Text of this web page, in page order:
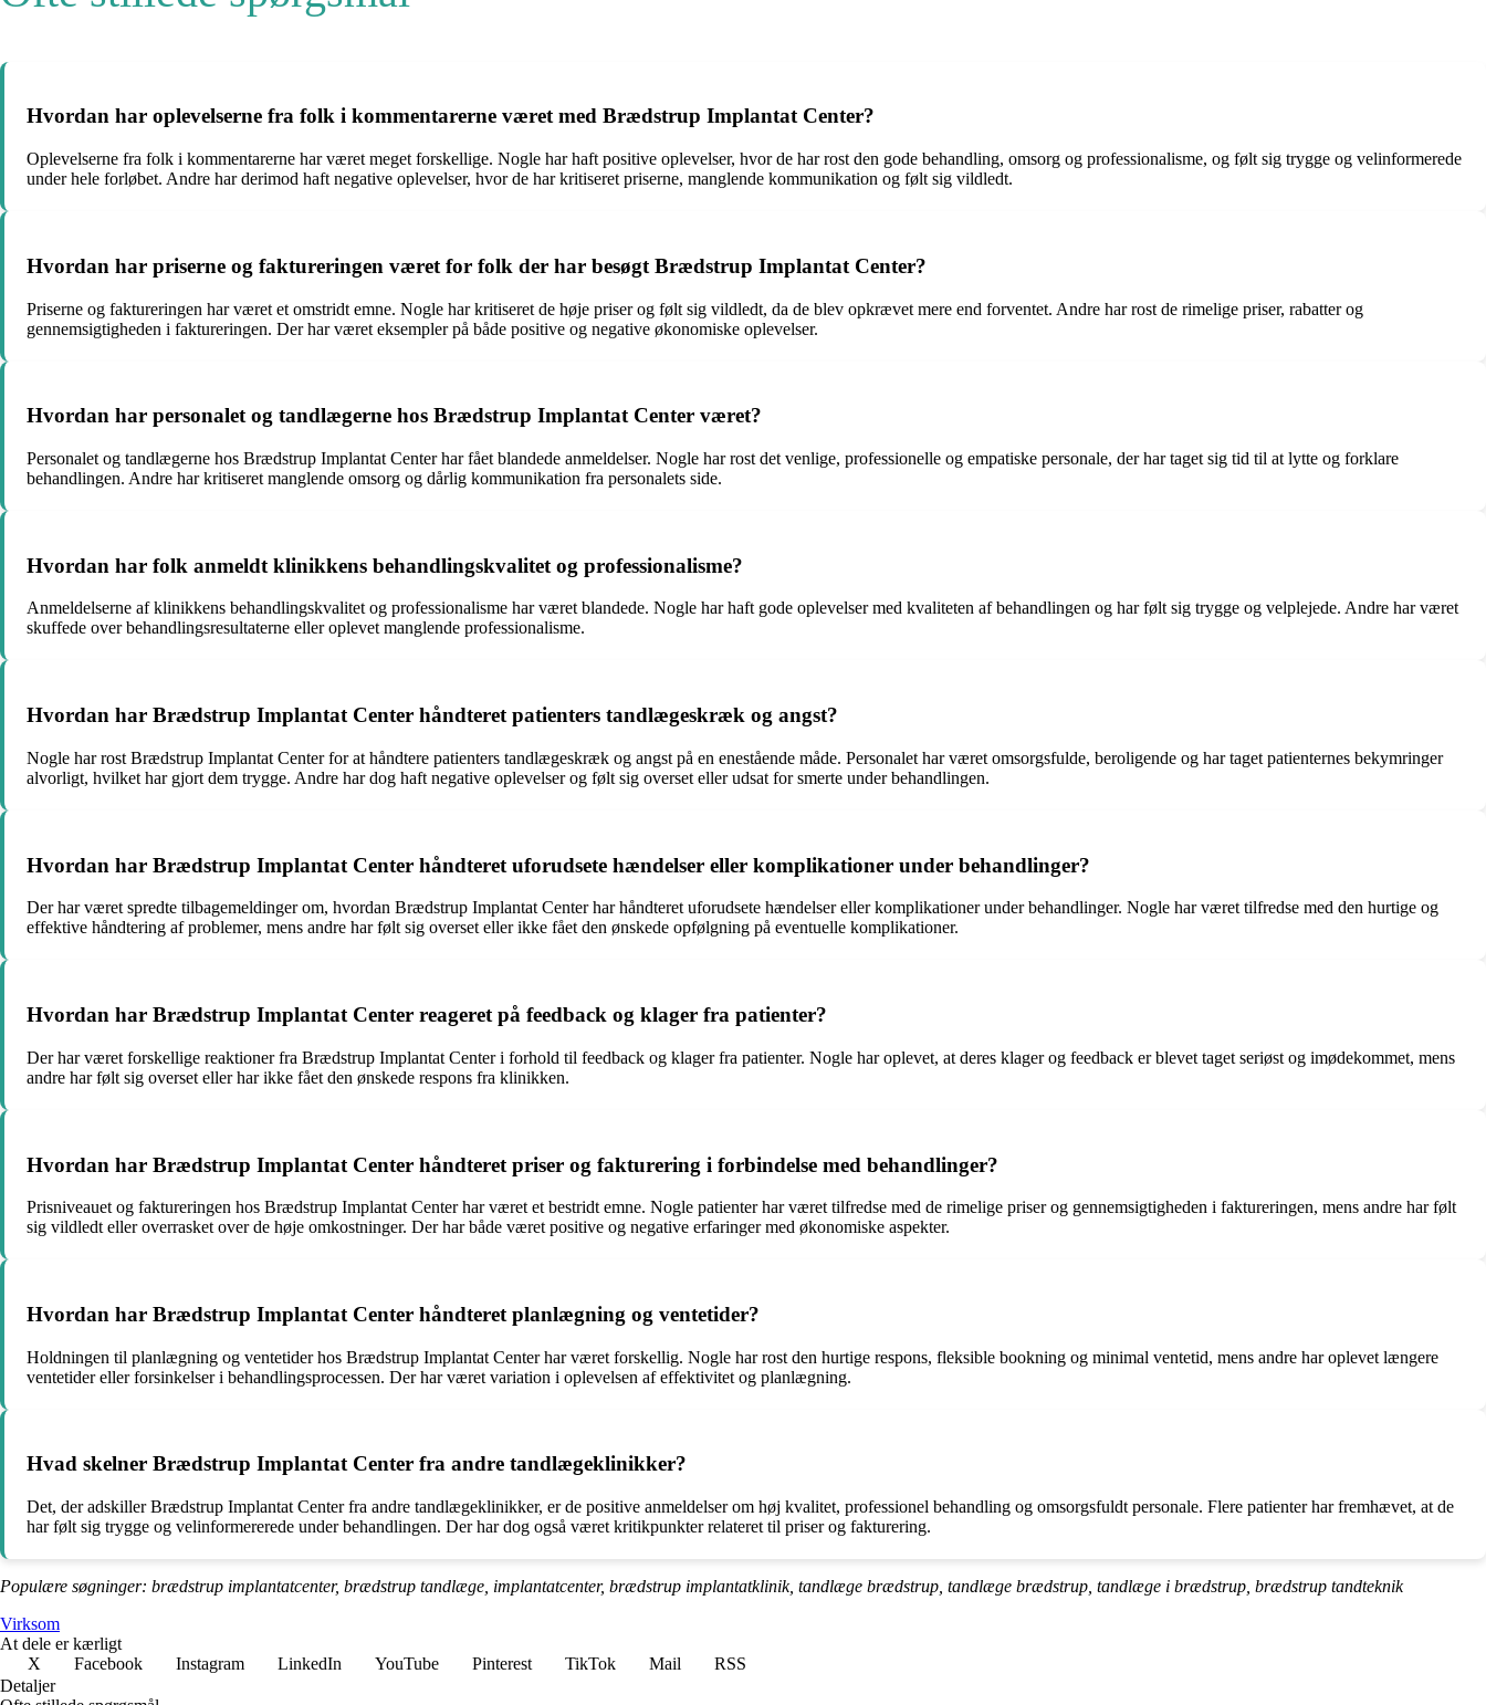
Hvordan har oplevelserne fra folk i kommentarerne været med Brædstrup Implantat Center?
Oplevelserne fra folk i kommentarerne har været meget forskellige. Nogle har haft positive oplevelser, hvor de har rost den gode behandling, omsorg og professionalisme, og følt sig trygge og velinformerede
under hele forløbet. Andre har derimod haft negative oplevelser, hvor de har kritiseret priserne, manglende kommunikation og følt sig vildledt.
Hvordan har priserne og faktureringen været for folk der har besøgt Brædstrup Implantat Center?
Priserne og faktureringen har været et omstridt emne. Nogle har kritiseret de høje priser og følt sig vildledt, da de blev opkrævet mere end forventet. Andre har rost de rimelige priser, rabatter og
gennemsigtigheden i faktureringen. Der har været eksempler på både positive og negative økonomiske oplevelser.
Hvordan har personalet og tandlægerne hos Brædstrup Implantat Center været?
Personalet og tandlægerne hos Brædstrup Implantat Center har fået blandede anmeldelser. Nogle har rost det venlige, professionelle og empatiske personale, der har taget sig tid til at lytte og forklare
behandlingen. Andre har kritiseret manglende omsorg og dårlig kommunikation fra personalets side.
Hvordan har folk anmeldt klinikkens behandlingskvalitet og professionalisme?
Anmeldelserne af klinikkens behandlingskvalitet og professionalisme har været blandede. Nogle har haft gode oplevelser med kvaliteten af behandlingen og har følt sig trygge og velplejede. Andre har været
skuffede over behandlingsresultaterne eller oplevet manglende professionalisme.
Hvordan har Brædstrup Implantat Center håndteret patienters tandlægeskræk og angst?
Nogle har rost Brædstrup Implantat Center for at håndtere patienters tandlægeskræk og angst på en enestående måde. Personalet har været omsorgsfulde, beroligende og har taget patienternes bekymringer
alvorligt, hvilket har gjort dem trygge. Andre har dog haft negative oplevelser og følt sig overset eller udsat for smerte under behandlingen.
Hvordan har Brædstrup Implantat Center håndteret uforudsete hændelser eller komplikationer under behandlinger?
Der har været spredte tilbagemeldinger om, hvordan Brædstrup Implantat Center har håndteret uforudsete hændelser eller komplikationer under behandlinger. Nogle har været tilfredse med den hurtige og
effektive håndtering af problemer, mens andre har følt sig overset eller ikke fået den ønskede opfølgning på eventuelle komplikationer.
Hvordan har Brædstrup Implantat Center reageret på feedback og klager fra patienter?
Der har været forskellige reaktioner fra Brædstrup Implantat Center i forhold til feedback og klager fra patienter. Nogle har oplevet, at deres klager og feedback er blevet taget seriøst og imødekommet, mens
andre har følt sig overset eller har ikke fået den ønskede respons fra klinikken.
Hvordan har Brædstrup Implantat Center håndteret priser og fakturering i forbindelse med behandlinger?
Prisniveauet og faktureringen hos Brædstrup Implantat Center har været et bestridt emne. Nogle patienter har været tilfredse med de rimelige priser og gennemsigtigheden i faktureringen, mens andre har følt
sig vildledt eller overrasket over de høje omkostninger. Der har både været positive og negative erfaringer med økonomiske aspekter.
Hvordan har Brædstrup Implantat Center håndteret planlægning og ventetider?
Holdningen til planlægning og ventetider hos Brædstrup Implantat Center har været forskellig. Nogle har rost den hurtige respons, fleksible bookning og minimal ventetid, mens andre har oplevet længere
ventetider eller forsinkelser i behandlingsprocessen. Der har været variation i oplevelsen af effektivitet og planlægning.
Hvad skelner Brædstrup Implantat Center fra andre tandlægeklinikker?
Det, der adskiller Brædstrup Implantat Center fra andre tandlægeklinikker, er de positive anmeldelser om høj kvalitet, professionel behandling og omsorgsfuldt personale. Flere patienter har fremhævet, at de
har følt sig trygge og velinformererede under behandlingen. Der har dog også været kritikpunkter relateret til priser og fakturering.
Populære søgninger: brædstrup implantatcenter, brædstrup tandlæge, implantatcenter, brædstrup implantatklinik, tandlæge brædstrup, tandlæge brædstrup, tandlæge i brædstrup, brædstrup tandteknik
Virksom
At dele er kærligt
X
Facebook Instagram LinkedIn YouTube Pinterest TikTok Mail
RSS
Detaljer